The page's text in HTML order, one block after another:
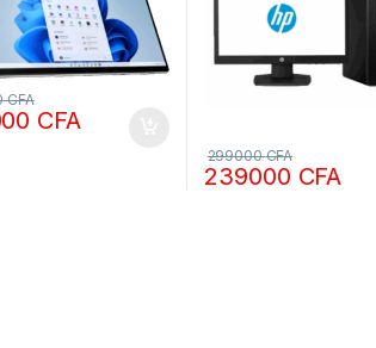
CFA
CFA
239000 CFA
299000CFA